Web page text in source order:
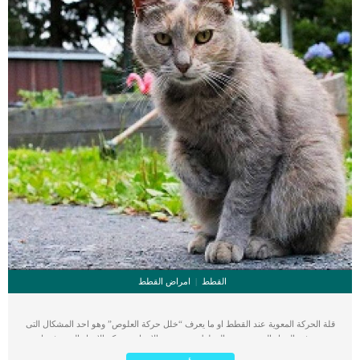
القطط امراض القطط
قلة الحركة المعوية عند القطط او ما يعرف “خلل حركة العلوص” وهو احد المشكال التى
تحدث فى الجهاز الهضمى عند القطط نتيجة بعض الاسباب. حركة الامعاء المعروفة باسم
التمعج هى الحركة الطبيعية التى تضمن ثبات وتيرة عملية الهضم. قلة الحركة المعوية عند